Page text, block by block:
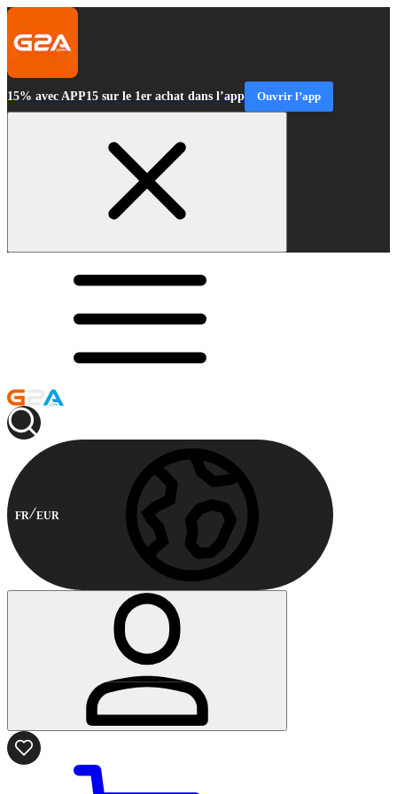
15% avec APP15 sur le 1er achat dans l’app Ouvrir l’app
FR EUR